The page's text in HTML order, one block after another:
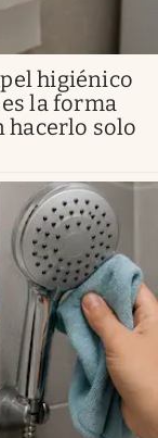
higiénico
la forma
hacerlo solo